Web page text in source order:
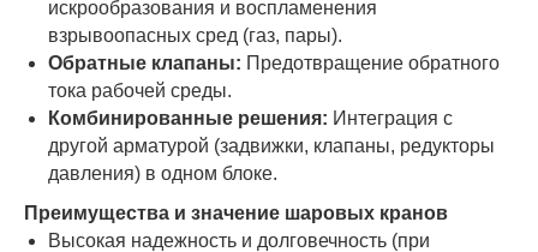
искрообразования и воспламенения
взрывоопасных сред (газ, пары).
Обратные клапаны: Предотвращение обратного
тока рабочей среды.
Комбинированные решения: Интеграция с
другой арматурой (задвижки, клапаны, редукторы
давления) в одном блоке.
Преимущества и значение шаровых кранов
Высокая надежность и долговечность (при